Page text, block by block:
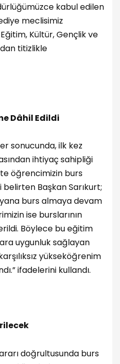
kabul edilen
meclisimiz
Kültür, Gençlik ve
titizlikle
Dâhil Edildi
sonucunda, ilk kez
ihtiyaç sahipliği
öğrencimizin burs
Başkan Sarıkurt;
burs almaya devam
ise burslarının
Böylece bu eğitim
uygunluk sağlayan
yükseköğrenim
ifadelerini kullandı.
doğrultusunda burs